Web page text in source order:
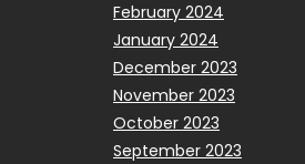
February 2024
January 2024
December 2023
November 2023
October 2023
September 2023